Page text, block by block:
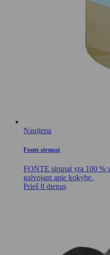
Naujiena
Fonte sirupai
FONTE sirupai yra 100 %
galvojant apie kokybę.
Prieš 8 dienas